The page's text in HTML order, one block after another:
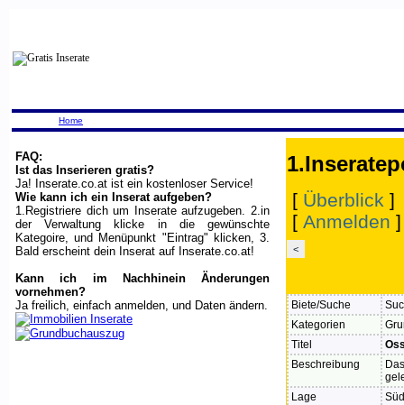
Home
FAQ:
Ist das Inserieren gratis?
Ja! Inserate.co.at ist ein kostenloser Service!
Wie kann ich ein Inserat aufgeben?
1.Registriere dich um Inserate aufzugeben. 2.in
der Verwaltung klicke in die gewünschte
Kategoire, und Menüpunkt "Eintrag" klicken, 3.
Bald erscheint dein Inserat auf Inserate.co.at!
Kann ich im Nachhinein Änderungen
vornehmen?
Ja freilich, einfach anmelden, und Daten ändern.
[ Überblick ]
[ Anmelden
<
Biete/Suche
Kategorien
Titel
Beschreibung
Lage